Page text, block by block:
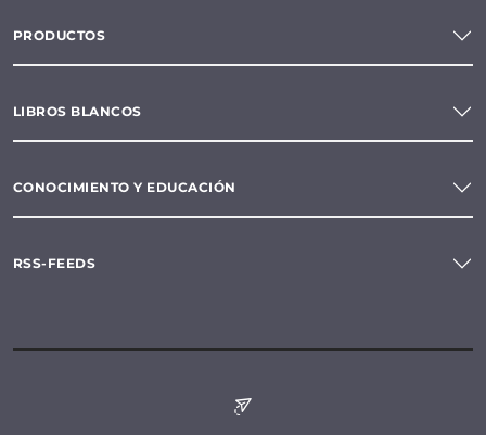
PRODUCTOS
LIBROS BLANCOS
CONOCIMIENTO Y EDUCACIÓN
RSS-FEEDS